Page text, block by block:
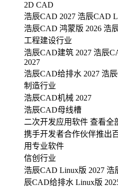
2D CAD
浩辰CAD 2027 浩辰CAD
浩辰CAD 鸿蒙版 2026 浩
工程建设行业
浩辰CAD建筑 2027 浩辰
2027
浩辰CAD给排水 2027 浩
制造行业
浩辰CAD机械 2027
浩辰CAD母线槽
二次开发应用软件 查看全
携手开发者合作伙伴推出
用专业软件
信创行业
浩辰CAD Linux版 2027 浩
辰CAD给排水 Linux版